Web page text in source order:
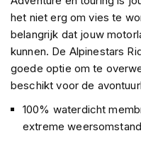
d
u
r
o
h
l
m
n
het niet erg om vies te
belangrijk dat jouw
kunnen. De Alpinestars
goede optie om te
beschikt voor de
100% waterdicht
extreme